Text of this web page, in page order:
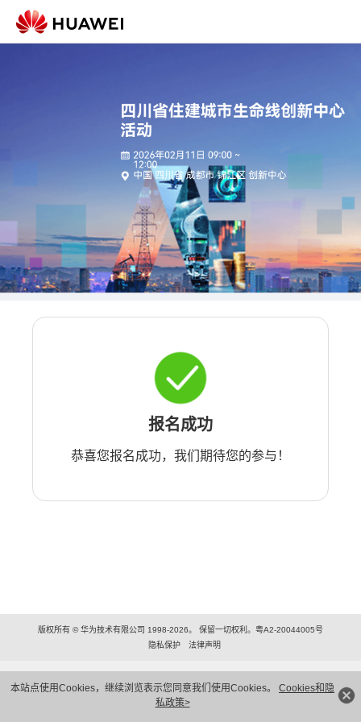
本站点使用Cookies，继续浏览表示您同意我们使用Cookies。 Cookies和隐
私政策>
报名成功
恭喜您报名成功，我们期待您的参与！
版权所有 © 华为技术有限公司 1998-2026。 保留一切权利。粤A2-20044005号
隐私保护
法律声明